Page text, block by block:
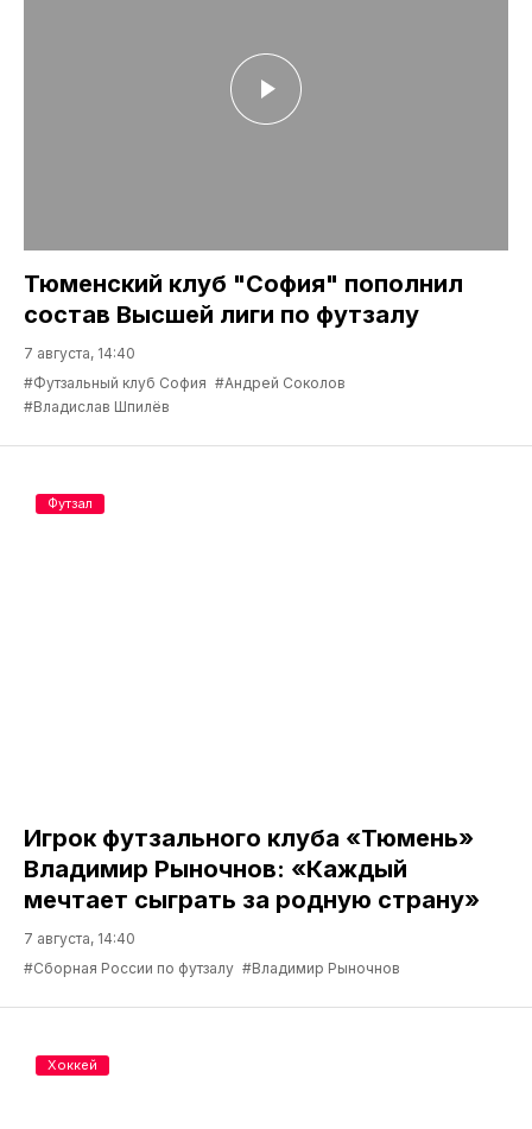
Тюменский клуб "София" пополнил
состав Высшей лиги по футзалу
7 августа, 14:40
#Футзальный клуб София #Андрей Соколов
#Владислав Шпилёв
Игрок футзального клуба «Тюмень»
Владимир Рыночнов: «Каждый
мечтает сыграть за родную страну»
7 августа, 14:40
#Сборная России по футзалу #Владимир Рыночнов
Футзал
Хоккей